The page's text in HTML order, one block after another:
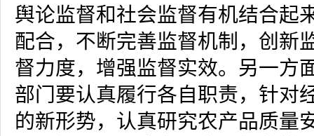
舆论监督和社会监督有机结合起
配合，不断完善监督机制，创新
督力度，增强监督实效。另一方
部门要认真履行各自职责，针对
的新形势，认真研究农产品质量